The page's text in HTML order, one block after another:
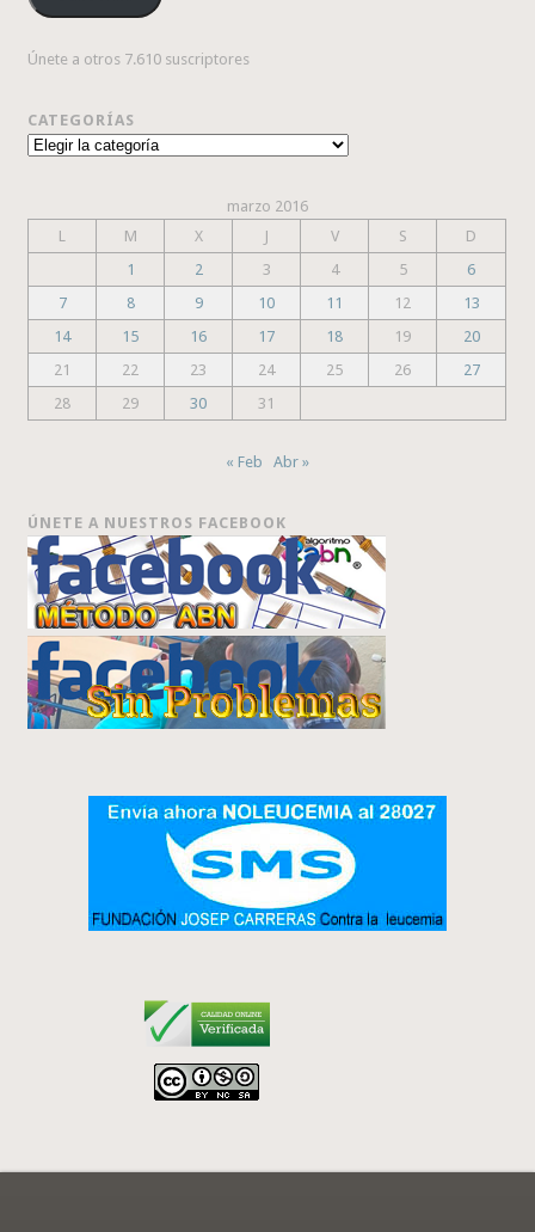
Únete a otros 7.610 suscriptores
CATEGORÍAS
Categorías
marzo 2016
L
M X J V S
D
1
2 3 4 5
6
7
8 9 10 11 12
13
14
15 16 17 18 19
20
21
22 23 24 25 26
27
28
29 30 31
« Feb Abr »
ÚNETE A NUESTROS FACEBOOK